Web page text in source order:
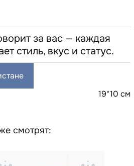
за вас — каждая
стиль, вкус и статус.
19*10 см
смотрят: